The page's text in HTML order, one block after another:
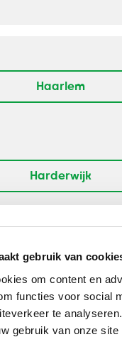
gebruik van
om content en
functies voor social
te
gebruik van onze site
Haarlem
Harderwijk
Heerlen